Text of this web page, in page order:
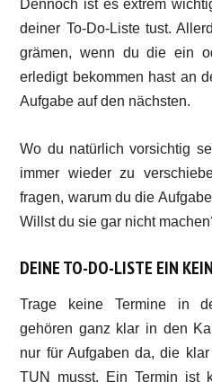
Dennoch ist es extrem
deiner To-Do-Liste tust.
grämen, wenn du die ein
erledigt bekommen hast an
Aufgabe auf den nächsten.
Wo du natürlich vorsichtig
immer wieder zu
fragen, warum du die
Willst du sie gar nicht
DEINE TO-DO-LISTE EIN
Trage keine Termine in
gehören ganz klar in den
nur für Aufgaben da, die
TUN musst. Ein Termin ist